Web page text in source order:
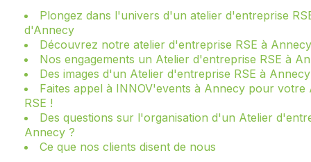
Plongez dans l'univers d'un atelier d'entreprise
d'Annecy
Découvrez notre atelier d'entreprise RSE à Annecy
Nos engagements un Atelier d'entreprise RSE à
Des images d'un Atelier d'entreprise RSE à Annecy
Faites appel à INNOV'events à Annecy pour votre
RSE !
Des questions sur l'organisation d'un Atelier
Annecy ?
Ce que nos clients disent de nous